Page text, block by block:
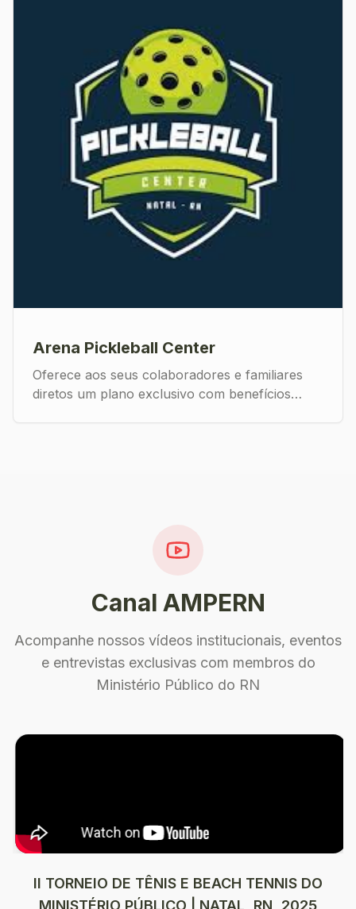
efetuado à vista (pix, transferência) ou
parcelado sem juros nos cartões. b) O referido
desconto é válido para toda linha de vinhos,
espumantes, champagnes, acessórios em geral,
embalagens, alimentos e produtos Stanley.
Arena Pickleball Center
Oferece aos seus colaboradores e familiares
diretos um plano exclusivo com benefícios
Arena Pickleball Center – Av. Amintas Barros,
Canal AMPERN
Acompanhe nossos vídeos institucionais, eventos
e entrevistas exclusivas com membros do
Ministério Público do RN
II TORNEIO DE TÊNIS E BEACH TENNIS DO
MINISTÉRIO PÚBLICO | NATAL, RN, 2025